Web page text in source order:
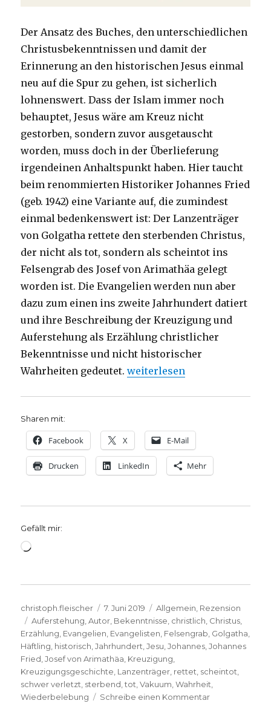
Der Ansatz des Buches, den unterschiedlichen
Christusbekenntnissen und damit der
Erinnerung an den historischen Jesus einmal
neu auf die Spur zu gehen, ist sicherlich
lohnenswert. Dass der Islam immer noch
behauptet, Jesus wäre am Kreuz nicht
gestorben, sondern zuvor ausgetauscht
worden, muss doch in der Überlieferung
irgendeinen Anhaltspunkt haben. Hier taucht
beim renommierten Historiker Johannes Fried
(geb. 1942) eine Variante auf, die zumindest
einmal bedenkenswert ist: Der Lanzenträger
von Golgatha rettete den sterbenden Christus,
der nicht als tot, sondern als scheintot ins
Felsengrab des Josef von Arimathäa gelegt
worden ist. Die Evangelien werden nun aber
dazu zum einen ins zweite Jahrhundert datiert
und ihre Beschreibung der Kreuzigung und
Auferstehung als Erzählung christlicher
Bekenntnisse und nicht historischer
Wahrheiten gedeutet.„Erste Hilfe am leidenden
weiterlesen
Sharen mit:
Facebook X E-Mail
Drucken LinkedIn Mehr
Gefällt mir:
Wird
Autor
christoph.fleischer
Veröffentlicht
am
7. Juni 2019 Kategorien
Allgemein, Rezension
Schlagwörter
Auferstehung,Autor, Bekenntnisse, christlich, Christus,
Erzählung, Evangelien, Evangelisten, Felsengrab, Golgatha,
Häftling, historisch,Jahrhundert,Jesu,Johannes,Johannes
Fried,Josef von Arimathäa, Kreuzigung,
Kreuzigungsgeschichte, Lanzenträger, rettet, scheintot,
schwer verletzt, sterbend,tot,Vakuum,Wahrheit,
Wiederbelebung
Schreibe einen Kommentarzu